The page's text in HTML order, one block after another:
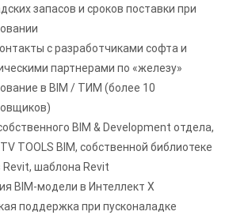
запасов и сроков поставки при
с разработчиками софта и
партнерами по «железу»
в BIM / ТИМ (более 10
BIM & Development отдела,
TOOLS BIM, собственной библиотеке
Revit, шаблона Revit
BIM-модели в Интеллект X
поддержка при пусконаладке